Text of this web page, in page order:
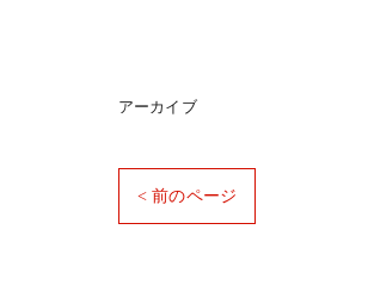
アーカイブ
< 前のページ